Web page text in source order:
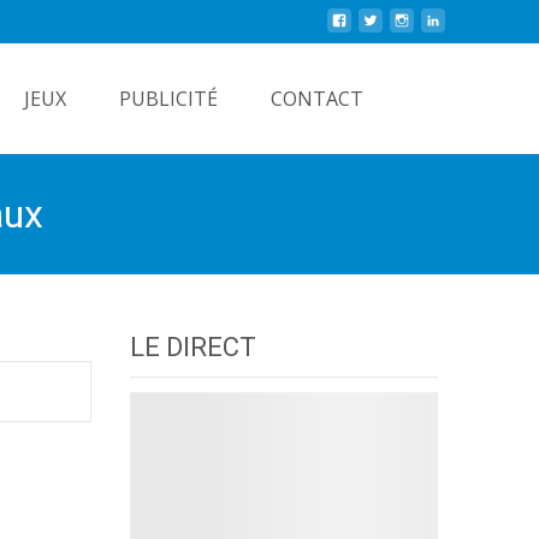
JEUX PUBLICITÉ CONTACT
LE DIRECT